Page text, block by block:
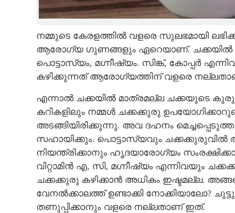
CARTOONS
LITERATURE
CONTACT US
നമ്മുടെ കേരളത്തിൽ വളരെ സുലഭമായി
ആരോഗ്യ ഗുണങ്ങളും ഏറെയാണ്. ചക്കയിൽ
പൊട്ടാസ്യം,​ മഗ്നീഷ്യം. സിങ്ക്,​ കോപ്പർ
കഴിക്കുന്നത് ആരോഗ്യത്തിന് വളരെ
എന്നാൽ ചക്കയിൽ മാത്രമല്ല ചക്കയുടെ
കറികളിലും നമ്മൾ ചക്കക്കുരു
അടങ്ങിയിരിക്കുന്നു. അവ ദഹനം
സഹായിക്കും. പൊട്ടാസ്യവും ചക്കക്കുരുവിൽ
നിയന്ത്രിക്കാനും ഹൃദയാരോഗ്യം
വിറ്റാമിൻ എ, സി, മഗ്നീഷ്യം എന്നിവയും
ചക്കക്കുരു കഴിക്കാൻ അധികം ഇഷ്ടമല്ല.
വേനൽക്കാലത്ത് ഉണ്ടാക്കി നോക്കിയാലോ?
തണുപ്പിക്കാനും വളരെ നല്ലതാണ് ഇത്.